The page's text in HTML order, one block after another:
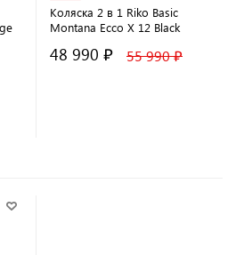
Коляска 2 в 1 Riko Basic
Montana Ecco X 12 Black
48 990 ₽ 55 990 ₽